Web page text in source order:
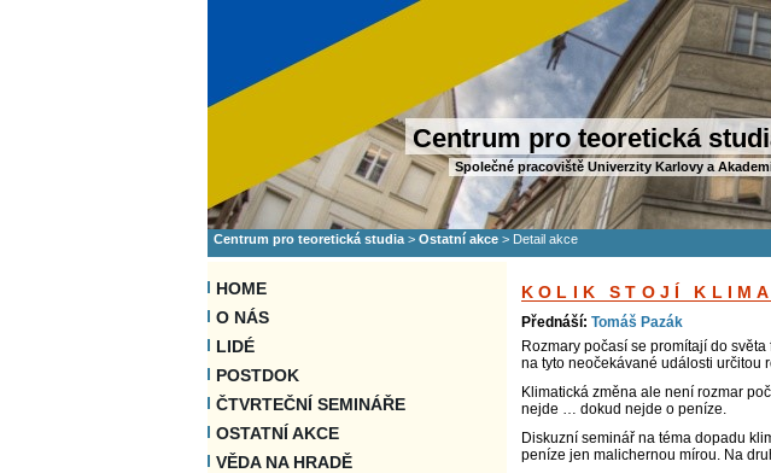
Centrum pro teoretická
Společné pracoviště Univerzity Karlovy a
Centrum pro teoretická studia > Ostatní akce > Detail akce
HOME
O NÁS
LIDÉ
POSTDOK
ČTVRTEČNÍ SEMINÁŘE
OSTATNÍ AKCE
VĚDA NA HRADĚ
KOLIK STOJÍ
Přednáší: Tomáš Pazák
Rozmary počasí se promítají do
na tyto neočekávané události určitou
Klimatická změna ale není rozmar
nejde … dokud nejde o peníze.
Diskuzní seminář na téma dopadu
peníze jen malichernou mírou. Na